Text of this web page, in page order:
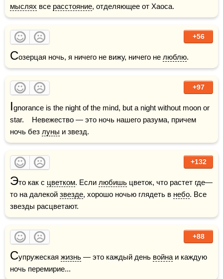
мыслях все расстояние, отделяющее от Хаоса.
+56
Созерцая ночь, я ничего не вижу, ничего не люблю.
+97
Ignorance is the night of the mind, but a night without moon or
star.    Невежество — это ночь нашего разума, причем
ночь без луны и звезд.
+132
Это как с цветком. Если любишь цветок, что растет где—
то на далекой звезде, хорошо ночью глядеть в небо. Все
звезды расцветают.
+88
Супружеская жизнь — это каждый день война и каждую
ночь перемирие...